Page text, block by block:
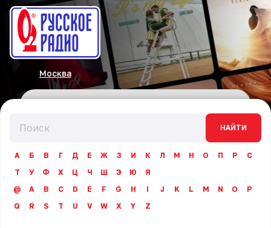
Москва
НАЙТИ
А Б В Г Д Е Ж З И К Л М Н О П Р
С
Т
У Ф Х Ц Ч Ш Э Ю
Я
@
A B C D E F G H I J K L M N O
P
Q
R S T U V W X Y Z